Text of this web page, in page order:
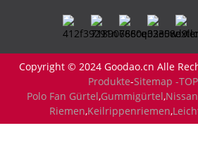
Copyright © 2024 Goodao.cn Alle
Produkte-Sitemap -
Polo Fan Gürtel,Gummigürtel,
Riemen,Keilrippenriemen,